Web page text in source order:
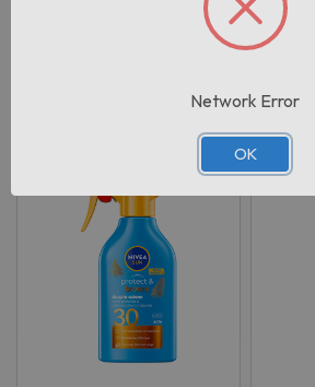
Network Error
OK